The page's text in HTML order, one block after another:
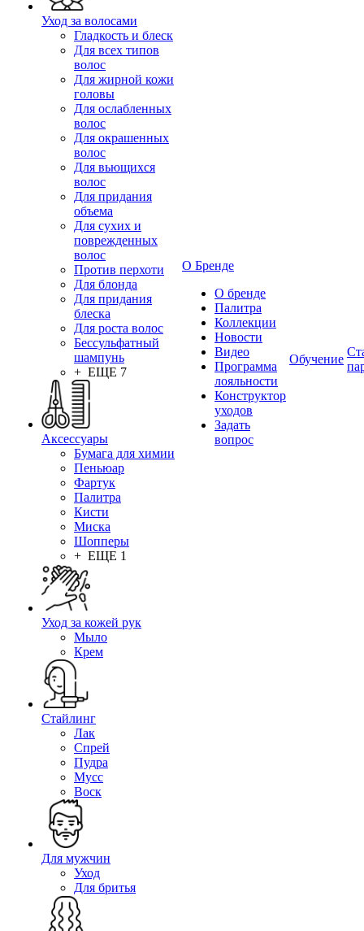
Уход за волосами
Гладкость и блеск
Для всех типов
волос
Для жирной кожи
головы
Для ослабленных
волос
Для окрашенных
волос
Для вьющихся
волос
Для придания
объема
Для сухих и
поврежденных
волос
Против перхоти
Для блонда
Для придания
блеска
Для роста волос
Бессульфатный
шампунь
+ ЕЩЕ 7
Аксессуары
Бумага для химии
Пеньюар
Фартук
Палитра
Кисти
Миска
Шопперы
+ ЕЩЕ 1
Уход за кожей рук
Мыло
Крем
Стайлинг
Лак
Спрей
Пудра
Мусс
Воск
Для мужчин
Уход
Для бритья
О Бренде
О бренде
Палитра
Коллекции
Новости
Видео
Программа
лояльности
Конструктор
уходов
Задать
вопрос
Обучение